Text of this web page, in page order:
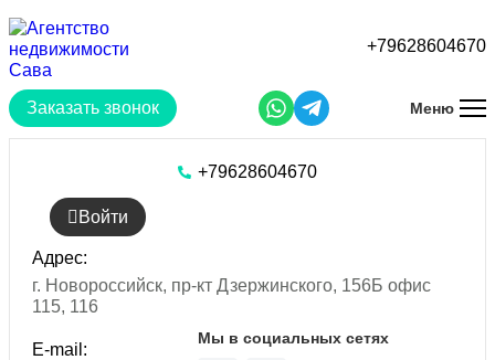
основному
содержанию
Заказать звонок
+79628604670
Меню
+79628604670
Войти
Адрес:
г. Новороссийск, пр-кт Дзержинского, 156Б офис
115, 116
E-mail:
Мы в социальных сетях